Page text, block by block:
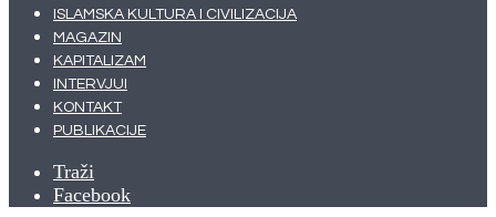
ISLAMSKA KULTURA I CIVILIZACIJA
MAGAZIN
KAPITALIZAM
INTERVJUI
KONTAKT
PUBLIKACIJE
Traži
Facebook